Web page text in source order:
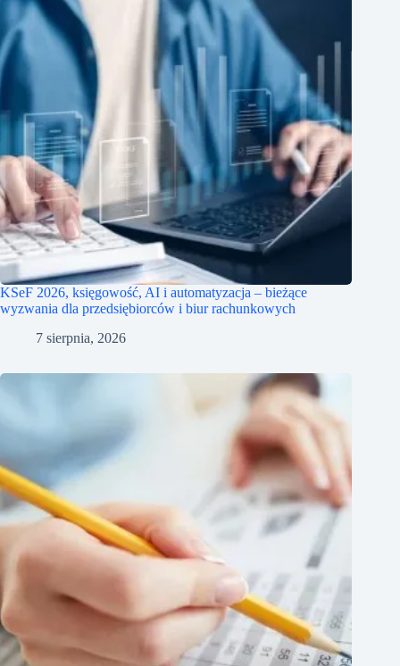
KSeF 2026, księgowość, AI i automatyzacja – bieżące
wyzwania dla przedsiębiorców i biur rachunkowych
7 sierpnia, 2026